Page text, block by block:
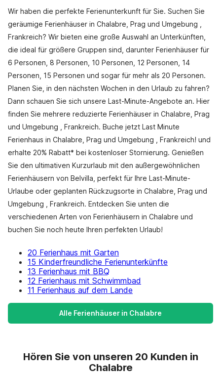
Wir haben die perfekte Ferienunterkunft für Sie. Suchen Sie
geräumige Ferienhäuser in Chalabre, Prag und Umgebung ,
Frankreich? Wir bieten eine große Auswahl an Unterkünften,
die ideal für größere Gruppen sind, darunter Ferienhäuser für
6 Personen, 8 Personen, 10 Personen, 12 Personen, 14
Personen, 15 Personen und sogar für mehr als 20 Personen.
Planen Sie, in den nächsten Wochen in den Urlaub zu fahren?
Dann schauen Sie sich unsere Last-Minute-Angebote an. Hier
finden Sie mehrere reduzierte Ferienhäuser in Chalabre, Prag
und Umgebung , Frankreich. Buche jetzt Last Minute
Ferienhaus in Chalabre, Prag und Umgebung , Frankreich! und
erhalte 20% Rabatt* bei kostenloser Stornierung. Genießen
Sie den ultimativen Kurzurlaub mit den außergewöhnlichen
Ferienhäusern von Belvilla, perfekt für Ihre Last-Minute-
Urlaube oder geplanten Rückzugsorte in Chalabre, Prag und
Umgebung , Frankreich. Entdecken Sie unten die
verschiedenen Arten von Ferienhäusern in Chalabre und
buchen Sie noch heute Ihren perfekten Urlaub!
20 Ferienhaus mit Garten
15 Kinderfreundliche Ferienunterkünfte
13 Ferienhaus mit BBQ
12 Ferienhaus mit Schwimmbad
11 Ferienhaus auf dem Lande
Alle Ferienhäuser in Chalabre
Hören Sie von unseren 20 Kunden in
Chalabre